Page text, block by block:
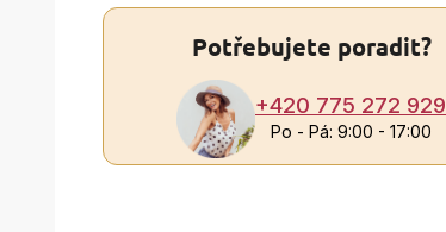
Potřebujete poradit?
+420 775 272 929
Po - Pá: 9:00 - 17:00